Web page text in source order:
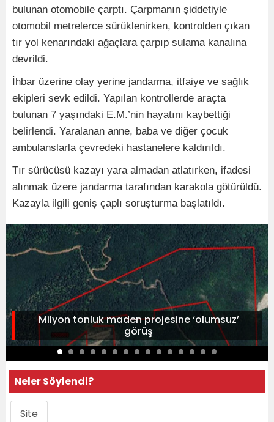
bulunan otomobile çarptı. Çarpmanın şiddetiyle
otomobil metrelerce sürüklenirken, kontrolden çıkan
tır yol kenarındaki ağaçlara çarpıp sulama kanalına
devrildi.
İhbar üzerine olay yerine jandarma, itfaiye ve sağlık
ekipleri sevk edildi. Yapılan kontrollerde araçta
bulunan 7 yaşındaki E.M.’nin hayatını kaybettiği
belirlendi. Yaralanan anne, baba ve diğer çocuk
ambulanslarla çevredeki hastanelere kaldırıldı.
Tır sürücüsü kazayı yara almadan atlatırken, ifadesi
alınmak üzere jandarma tarafından karakola götürüldü.
Kazayla ilgili geniş çaplı soruşturma başlatıldı.
Milyon tonluk maden projesine ‘olumsuz’
görüş
Neler Söylendi?
Site